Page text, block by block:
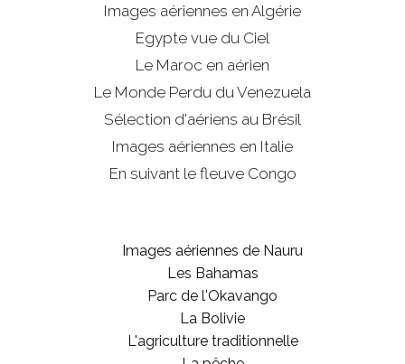
Images aériennes en Algérie
Egypte vue du Ciel
Le Maroc en aérien
Le Monde Perdu du Venezuela
Sélection d'aériens au Brésil
Images aériennes en Italie
En suivant le fleuve Congo
Images aériennes de Nauru
Les Bahamas
Parc de l'Okavango
La Bolivie
L'agriculture traditionnelle